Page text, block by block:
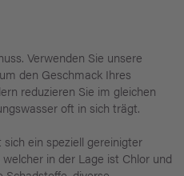
Verwenden Sie unsere
den Geschmack Ihres
reduzieren Sie im gleichen
oft in sich trägt.
ein speziell gereinigter
in der Lage ist Chlor und